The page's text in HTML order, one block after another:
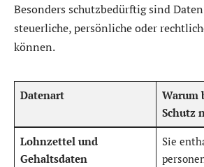
Besonders schutzbedürftig sind
steuerliche, persönliche oder
können.
Datenart
Warum
Schutz
Lohnzettel und
Gehaltsdaten
Sie